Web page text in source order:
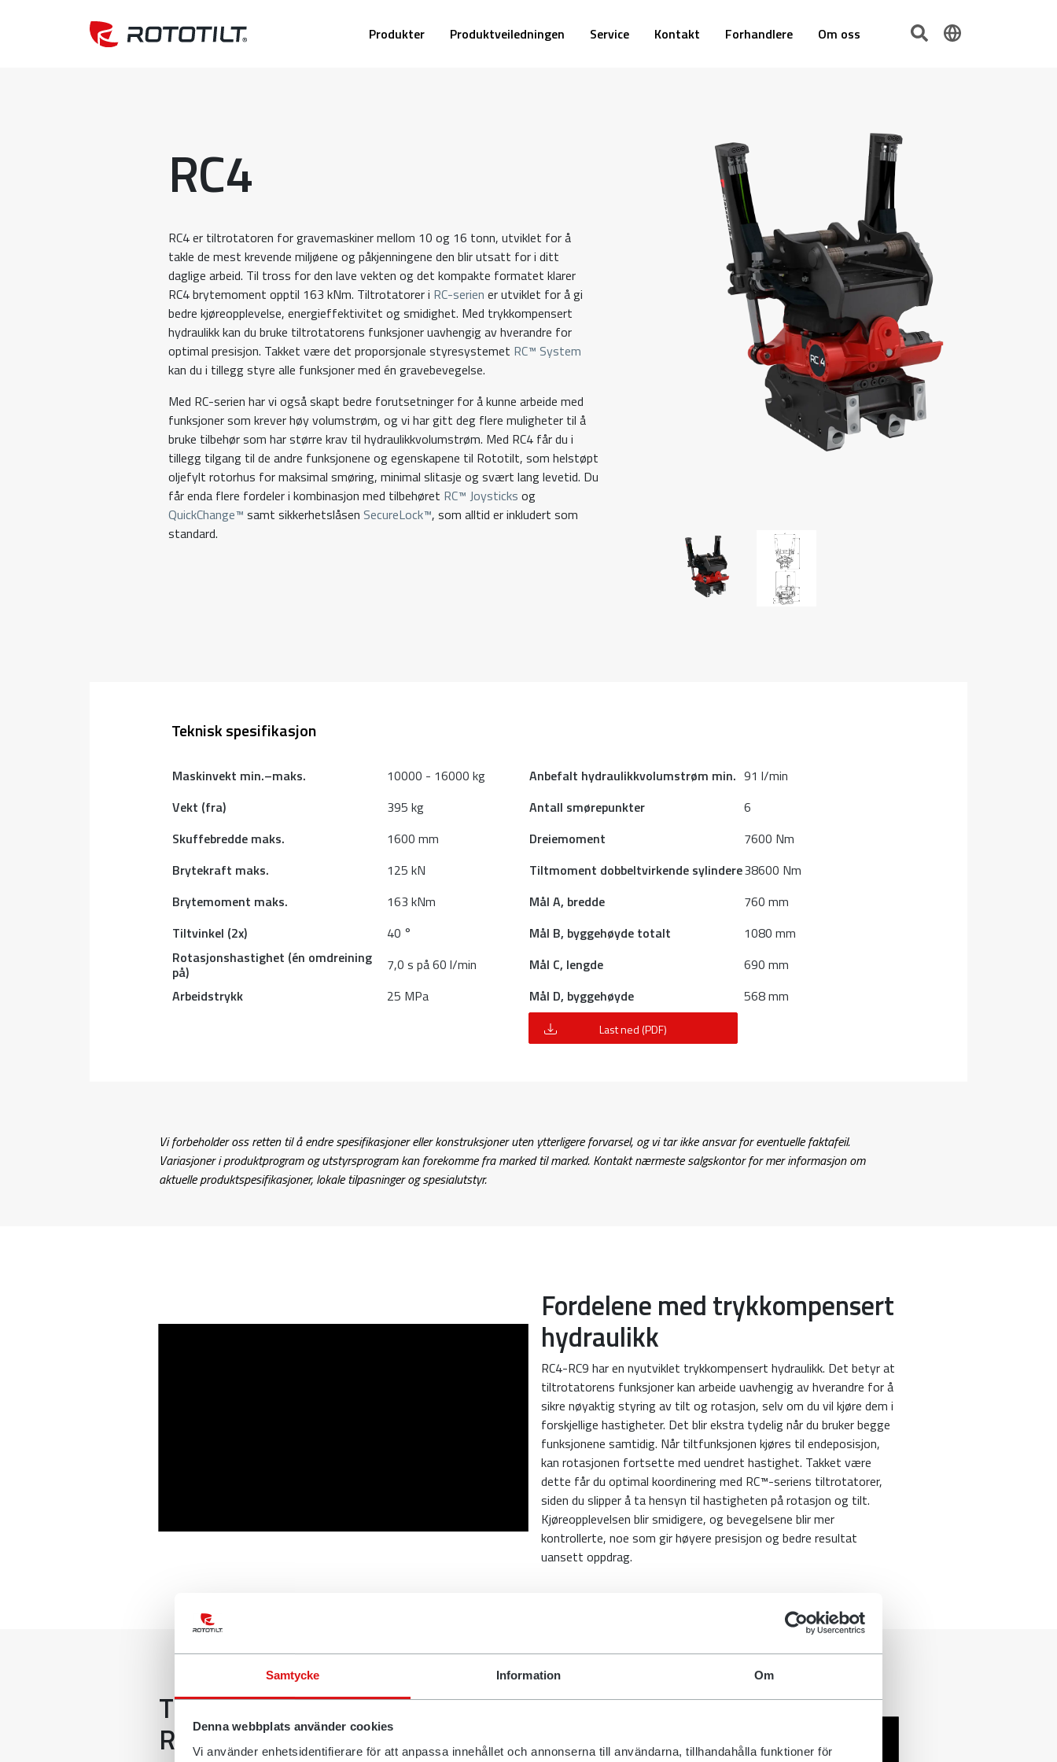
Samtycke Information Om
Denna webbplats använder cookies
Vi använder enhetsidentifierare för att anpassa innehållet och annonserna till användarna, tillhandahålla funktioner för
Produkter Produktveiledningen Service Kontakt Forhandlere Om oss
RC4
RC4 er tiltrotatoren for gravemaskiner mellom 10 og 16 tonn, utviklet for å
takle de mest krevende miljøene og påkjenningene den blir utsatt for i ditt
daglige arbeid. Til tross for den lave vekten og det kompakte formatet klarer
RC4 brytemoment opptil 163 kNm. Tiltrotatorer i RC-serien er utviklet for å gi
bedre kjøreopplevelse, energieffektivitet og smidighet. Med trykkompensert
hydraulikk kan du bruke tiltrotatorens funksjoner uavhengig av hverandre for
optimal presisjon. Takket være det proporsjonale styresystemet RC™ System
kan du i tillegg styre alle funksjoner med én gravebevegelse.
Med RC-serien har vi også skapt bedre forutsetninger for å kunne arbeide med
funksjoner som krever høy volumstrøm, og vi har gitt deg flere muligheter til å
bruke tilbehør som har større krav til hydraulikkvolumstrøm. Med RC4 får du i
tillegg tilgang til de andre funksjonene og egenskapene til Rototilt, som helstøpt
oljefylt rotorhus for maksimal smøring, minimal slitasje og svært lang levetid. Du
får enda flere fordeler i kombinasjon med tilbehøret RC™ Joysticks og
QuickChange™ samt sikkerhetslåsen SecureLock™, som alltid er inkludert som
standard.
Teknisk spesifikasjon
Maskinvekt min.–maks.
10000 - 16000 kg
Vekt (fra)
395 kg
Skuffebredde maks.
1600 mm
Brytekraft maks.
125 kN
Brytemoment maks.
163 kNm
Tiltvinkel (2x)
40 °
Rotasjonshastighet (én omdreining
på)
7,0 s på 60 l/min
Arbeidstrykk
25 MPa
Anbefalt hydraulikkvolumstrøm min. 91 l/min
Antall smørepunkter
6
Dreiemoment
7600 Nm
Tiltmoment dobbeltvirkende sylindere38600 Nm
Mål A, bredde
760 mm
Mål B, byggehøyde totalt
1080 mm
Mål C, lengde
690 mm
Mål D, byggehøyde
568 mm
Last ned (PDF)
Vi forbeholder oss retten til å endre spesifikasjoner eller konstruksjoner uten ytterligere forvarsel, og vi tar ikke ansvar for eventuelle faktafeil.
Variasjoner i produktprogram og utstyrsprogram kan forekomme fra marked til marked. Kontakt nærmeste salgskontor for mer informasjon om
aktuelle produktspesifikasjoner, lokale tilpasninger og spesialutstyr.
Fordelene med trykkompensert
hydraulikk
RC4-RC9 har en nyutviklet trykkompensert hydraulikk. Det betyr at
tiltrotatorens funksjoner kan arbeide uavhengig av hverandre for å
sikre nøyaktig styring av tilt og rotasjon, selv om du vil kjøre dem i
forskjellige hastigheter. Det blir ekstra tydelig når du bruker begge
funksjonene samtidig. Når tiltfunksjonen kjøres til endeposisjon,
kan rotasjonen fortsette med uendret hastighet. Takket være
dette får du optimal koordinering med RC™-seriens tiltrotatorer,
siden du slipper å ta hensyn til hastigheten på rotasjon og tilt.
Kjøreopplevelsen blir smidigere, og bevegelsene blir mer
kontrollerte, noe som gir høyere presisjon og bedre resultat
uansett oppdrag.
Tiltrotatoren din som en del av
Rototilt® QuickChange™